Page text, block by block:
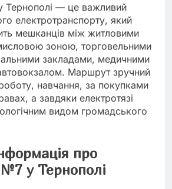
Тернополі — це важливий
електротранспорту, який
мешканців між житловими
зоною, торговельними
закладами, медичними
Маршрут зручний
навчання, за покупками
а завдяки електротязі
видом громадського
про
у Тернополі